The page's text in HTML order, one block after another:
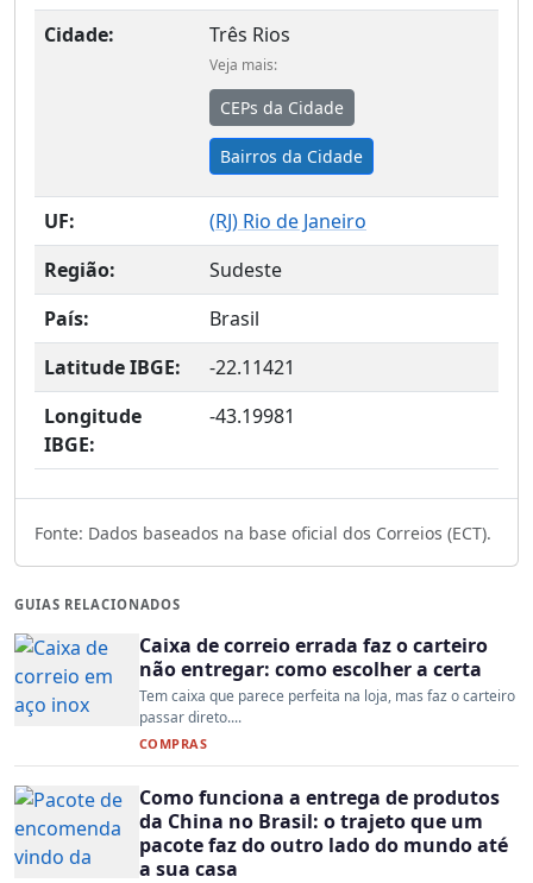
Cidade:
Três Rios
Veja mais:
CEPs da Cidade
Bairros da Cidade
UF: (RJ) Rio de Janeiro
Região:
Sudeste
País:
Brasil
Latitude IBGE:
-22.11421
Longitude
IBGE:
-43.19981
Fonte: Dados baseados na base oficial dos Correios (ECT).
GUIAS RELACIONADOS
Caixa de correio errada faz o carteiro
não entregar: como escolher a certa
Tem caixa que parece perfeita na loja, mas faz o carteiro
passar direto....
COMPRAS
Como funciona a entrega de produtos
da China no Brasil: o trajeto que um
pacote faz do outro lado do mundo até
a sua casa